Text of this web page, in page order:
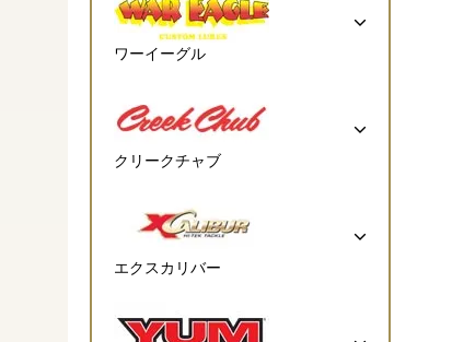
ワーイーグル
クリークチャブ
エクスカリバー